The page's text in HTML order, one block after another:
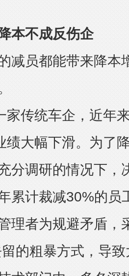
本不成反伤企
员都能带来降本
传统车企，近年来
绩大幅下滑。为了
分调研的情况下，
累计裁减30%的员
者为规避矛盾，
的粗暴方式，导